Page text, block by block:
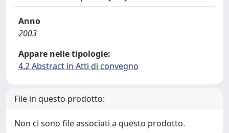
Anno
2003
Appare nelle tipologie:
4.2 Abstract in Atti di convegno
File in questo prodotto:
Non ci sono file associati a questo prodotto.